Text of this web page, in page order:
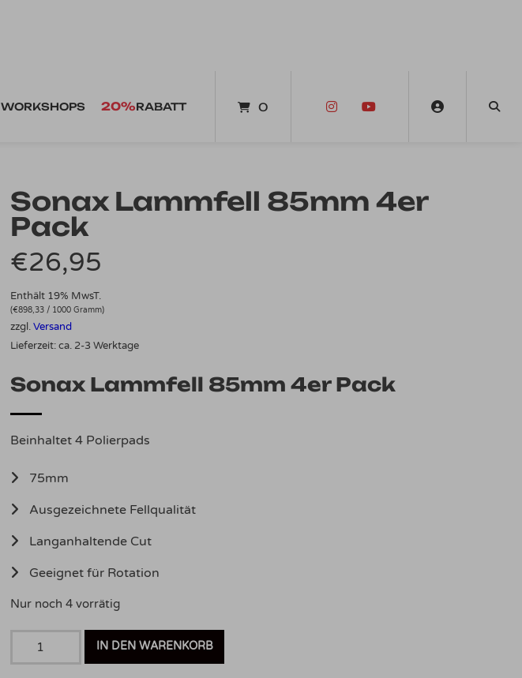
WORKSHOPS 20%RABATT 0
Sonax Lammfell 85mm 4er
Pack
€26,95
Enthält 19% MwsT.
(€898,33 / 1000 Gramm)
zzgl.Versand
Lieferzeit: ca. 2-3 Werktage
Sonax Lammfell 85mm 4er Pack
Beinhaltet 4 Polierpads
75mm
Ausgezeichnete Fellqualität
Langanhaltende Cut
Geeignet für Rotation
Nur noch 4 vorrätig
IN DEN WARENKORB